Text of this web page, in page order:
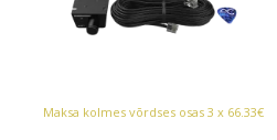
Maksa kolmes võrdses osas 3 x 66.33€